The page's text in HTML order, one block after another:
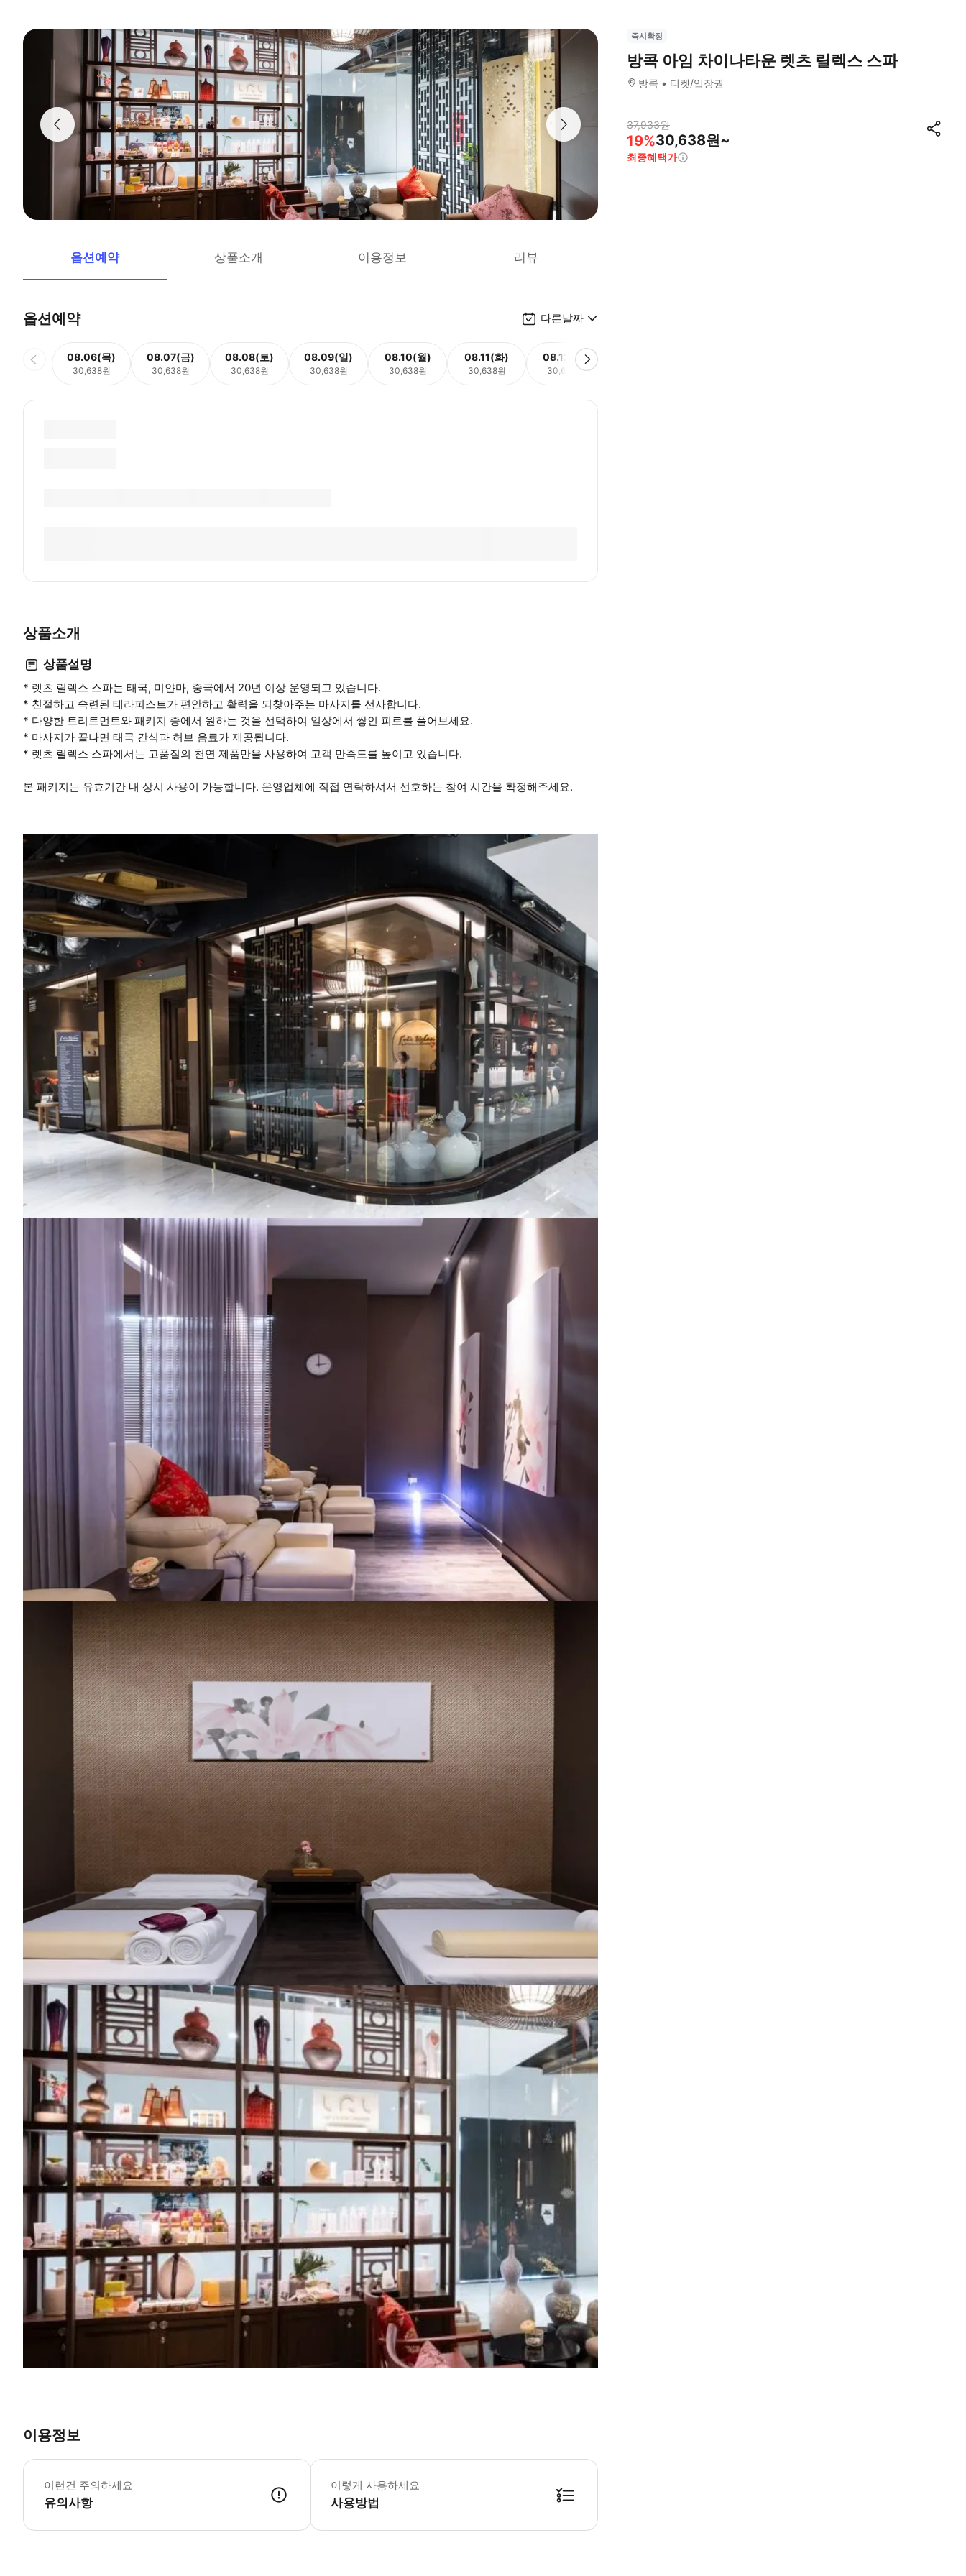
옵션예약 상품소개 이용정보 리뷰
옵션예약 다른날짜
08.06(목)
30,638원
08.07(금)
30,638원
08.08(토)
30,638원
08.09(일)
30,638원
08.10(월)
30,638원
08.11(화)
30,638원
08.12(수)
30,638원
상품소개
상품설명
* 렛츠 릴렉스 스파는 태국, 미얀마, 중국에서 20년 이상 운영되고 있습니다.
* 친절하고 숙련된 테라피스트가 편안하고 활력을 되찾아주는 마사지를 선사합니다.
* 다양한 트리트먼트와 패키지 중에서 원하는 것을 선택하여 일상에서 쌓인 피로를 풀어보세요.
* 마사지가 끝나면 태국 간식과 허브 음료가 제공됩니다.
* 렛츠 릴렉스 스파에서는 고품질의 천연 제품만을 사용하여 고객 만족도를 높이고 있습니다.
본 패키지는 유효기간 내 상시 사용이 가능합니다. 운영업체에 직접 연락하셔서 선호하는 참여 시간을 확정해주세요.
이용정보
이런건 주의하세요
유의사항
최소 1일 전 예약이 필수입니다. 예약을 확정하려면 지점에 문의하세요.
이렇게 사용하세요
사용방법
즉시확정
방콕 아임 차이나타운 렛츠 릴렉스 스파
방콕 티켓/입장권
37,933원
19%30,638원~
최종혜택가